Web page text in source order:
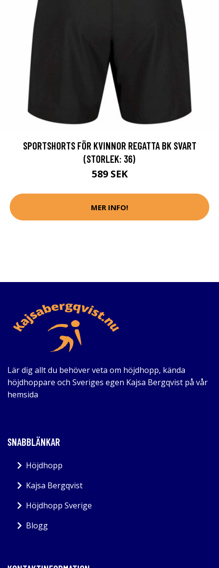
SPORTSHORTS FÖR KVINNOR REGATTA BK SVART
(STORLEK: 36)
589 SEK
MER INFO!
Lär dig allt du behöver veta om höjdhopp, kända
höjdhoppare och Sveriges egen Kajsa Bergqvist på vår
hemsida
SNABBLÄNKAR
Höjdhopp
Kajsa Bergqvist
Höjdhopp Sverige
Blogg